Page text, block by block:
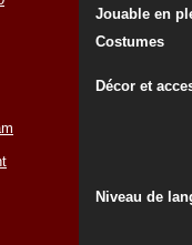
Jouable en
Costumes
Décor et
Niveau de